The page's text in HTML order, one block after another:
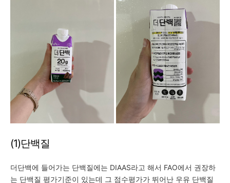
(1)단백질
더단백에 들어가는 단백질에는 DIAAS라고 해서 FAO에서 권장하
는 단백질 평가기준이 있는데 그 점수평가가 뛰어난 우유 단백질